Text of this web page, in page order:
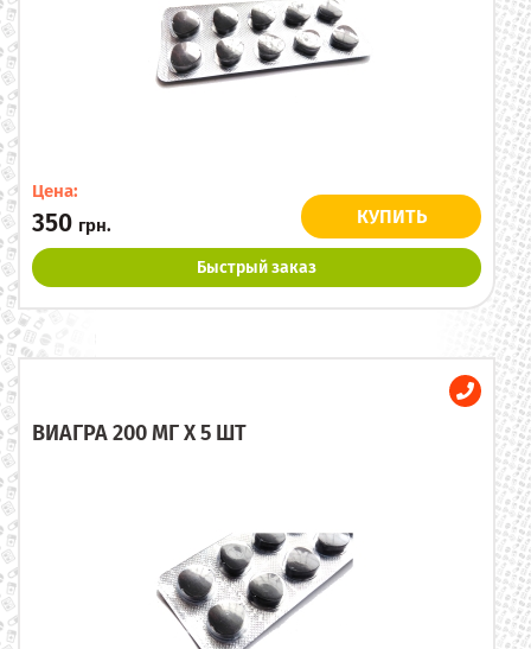
Цена:
350 грн. КУПИТЬ
Быстрый заказ
ВИАГРА 200 МГ X 5 ШТ